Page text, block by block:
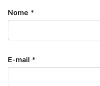
Nome *
E-mail *